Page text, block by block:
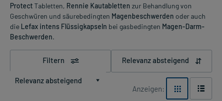
ProtectTabletten, Rennie Kautabletten zur Behandlung von
Geschwüren und säurebedingten Magenbeschwerden oder auch
die Lefax intens Flüssigkapseln bei gasbedingten Magen-Darm-
Beschwerden.
Filtern Relevanz absteigend
Relevanz absteigend
Anzeigen: